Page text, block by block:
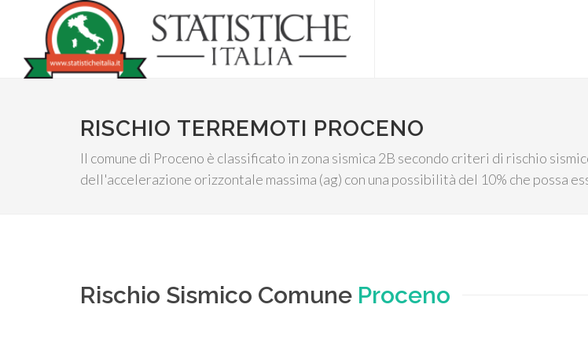
RISCHIO TERREMOTI PROCENO
Il comune di Proceno è classificato in zona sismica 2B secondo criteri di rischio
dell'accelerazione orizzontale massima (ag) con una possibilità del 10% che possa
Rischio Sismico Comune Proceno